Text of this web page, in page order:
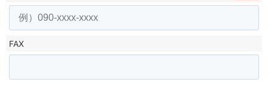
FAX